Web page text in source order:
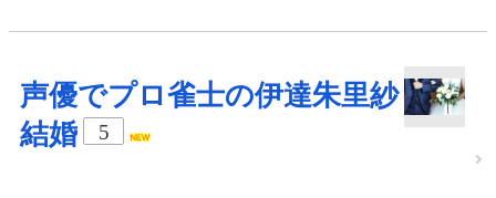
声優でプロ雀士の伊達朱里紗
結婚
5